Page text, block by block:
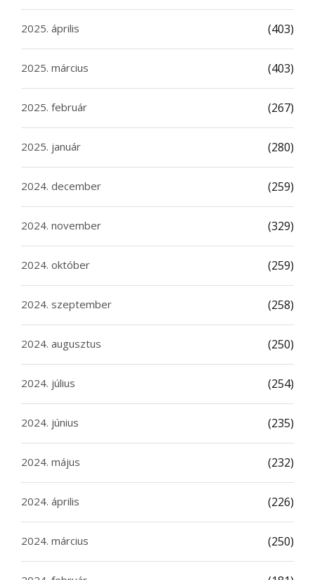
2025. április (403)
2025. március (403)
2025. február (267)
2025. január (280)
2024. december (259)
2024. november (329)
2024. október (259)
2024. szeptember (258)
2024. augusztus (250)
2024. július (254)
2024. június (235)
2024. május (232)
2024. április (226)
2024. március (250)